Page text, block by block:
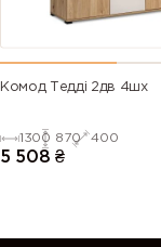
Комод Тедді 2дв 4шх
1300 870 400
5 508 ₴